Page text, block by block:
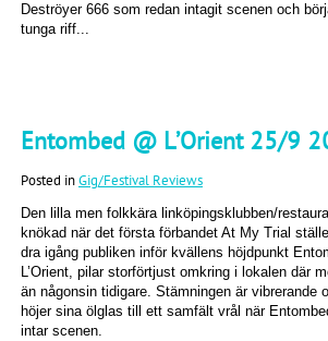
Deströyer 666 som redan intagit scenen och
tunga riff...
Entombed @ L’Orient 25/9
Posted inGig/Festival Reviews
Den lilla men folkkära linköpingsklubben/
knökad när det första förbandet At My Trial
dra igång publiken inför kvällens höjdpunkt
L’Orient, pilar storförtjust omkring i lokalen där
än någonsin tidigare. Stämningen är vibrerande
höjer sina ölglas till ett samfält vrål när
intar scenen.